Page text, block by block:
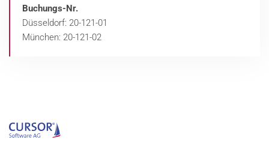
Buchungs-Nr.
Düsseldorf: 20-121-01
München: 20-121-02